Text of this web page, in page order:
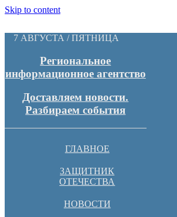
Skip to content
7 АВГУСТА / ПЯТНИЦА
Региональное
информационное агентство
Доставляем новости.
Разбираем события
ГЛАВНОЕ
ЗАЩИТНИК
ОТЕЧЕСТВА
НОВОСТИ